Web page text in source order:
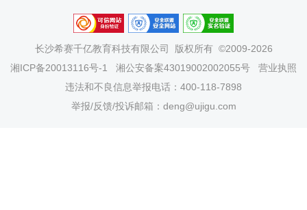
长沙希赛千亿教育科技有限公司
版权所有 ©2009-2026
湘ICP备20013116号-1
湘公安备案43019002002055号
营业执照
违法和不良信息举报电话：400-118-7898
举报/反馈/投诉邮箱：deng@ujigu.com